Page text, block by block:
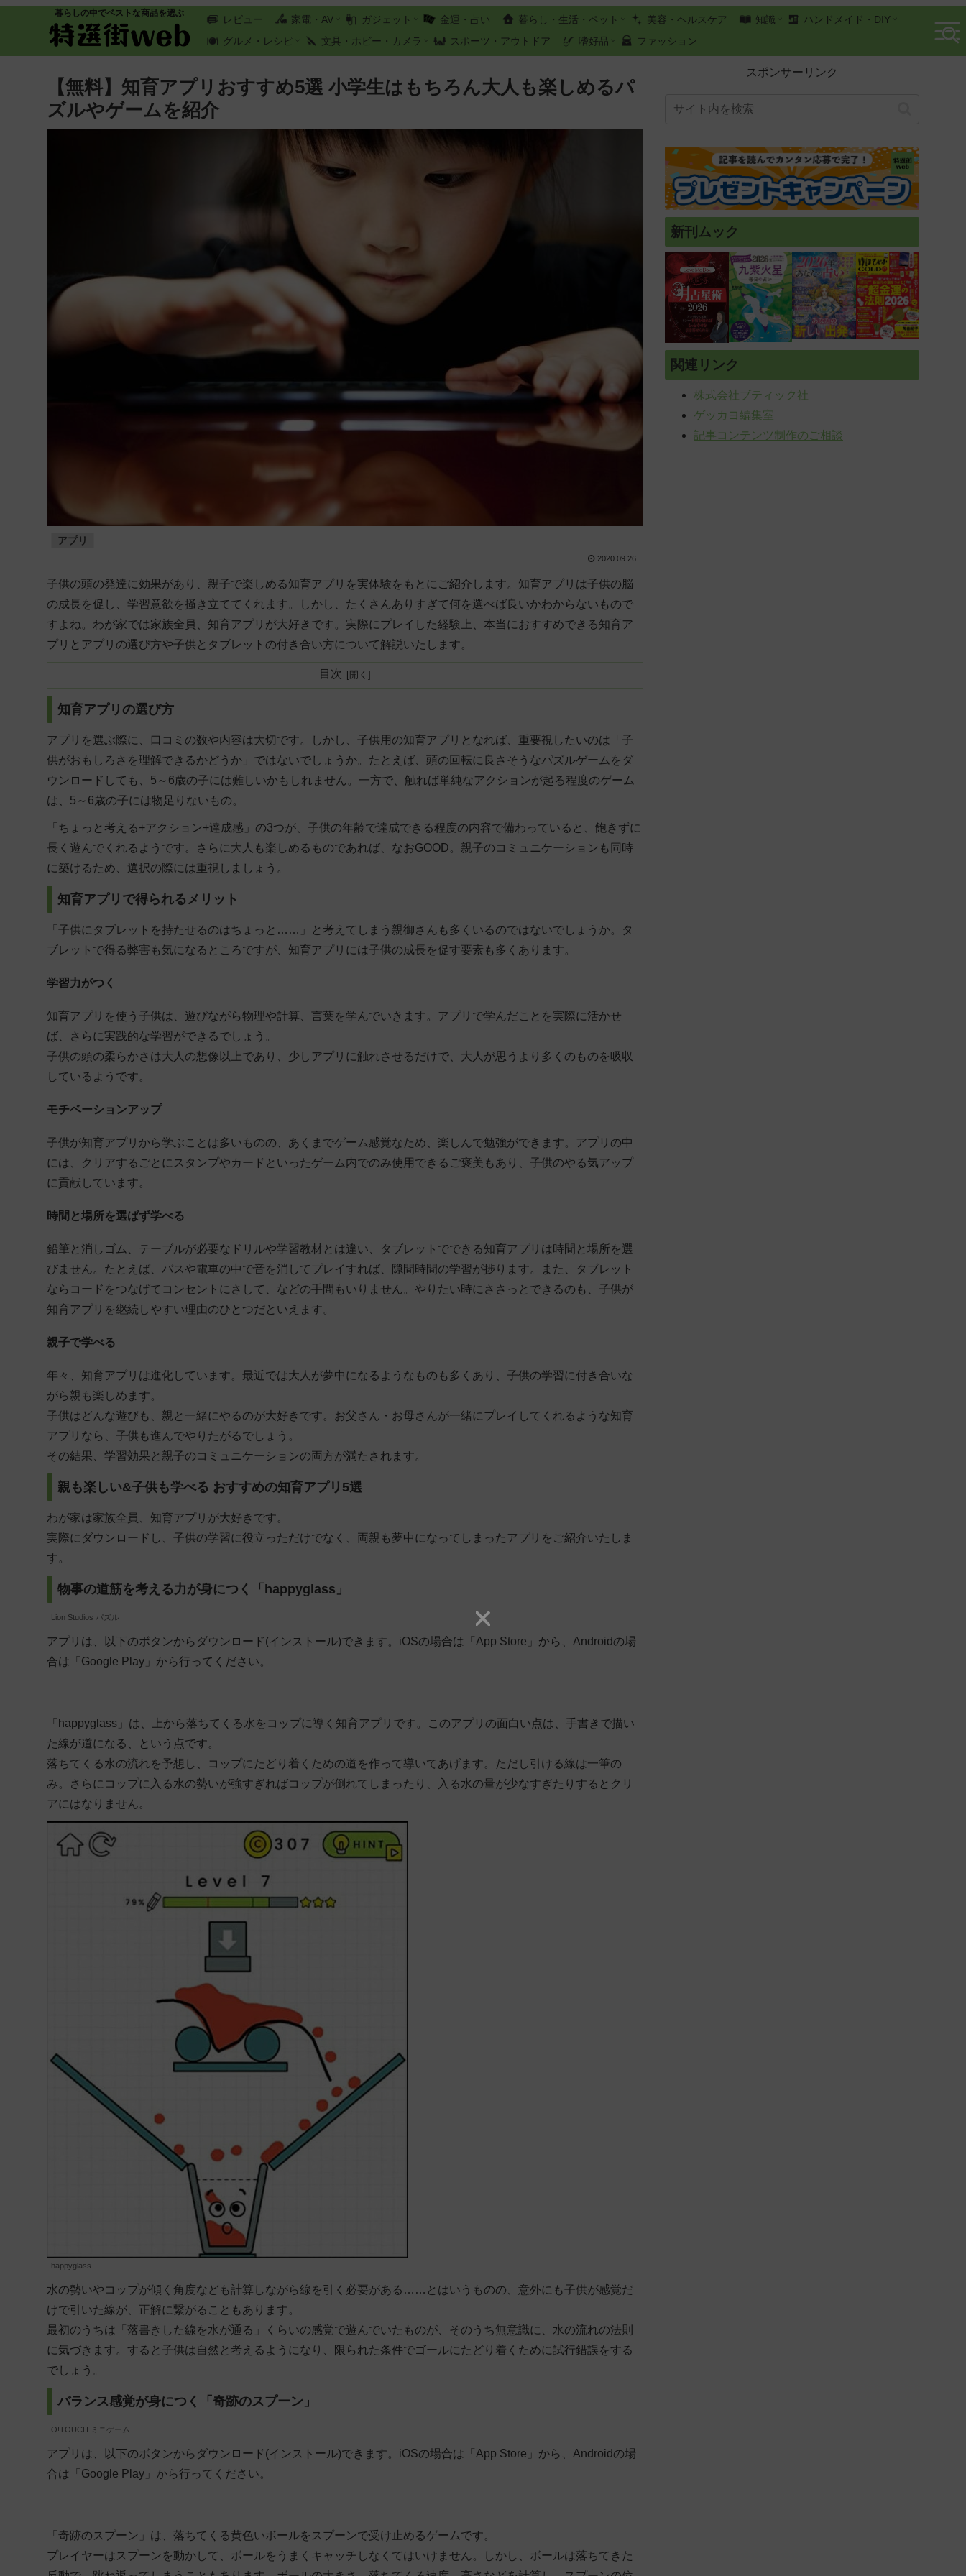
暮らしの中でベストな商品を選ぶ
レビュー 家電・AV ガジェット 金運・占い 暮らし・生活・ペット 美容・ヘルスケア 知識
ハンドメイド・DIY
グルメ・レシピ
文具・ホビー・カメラ スポーツ・アウトドア 嗜好品 ファッション
【無料】知育アプリおすすめ5選 小学生はもちろん大人も楽しめるパ
ズルやゲームを紹介
アプリ
2020.09.26
子供の頭の発達に効果があり、親子で楽しめる知育アプリを実体験をもとにご紹介します。知育アプリは子供の脳
の成長を促し、学習意欲を掻き立ててくれます。しかし、たくさんありすぎて何を選べば良いかわからないもので
すよね。わが家では家族全員、知育アプリが大好きです。実際にプレイした経験上、本当におすすめできる知育ア
プリとアプリの選び方や子供とタブレットの付き合い方について解説いたします。
目次
知育アプリの選び方
アプリを選ぶ際に、口コミの数や内容は大切です。しかし、子供用の知育アプリとなれば、重要視したいのは「子
供がおもしろさを理解できるかどうか」ではないでしょうか。たとえば、頭の回転に良さそうなパズルゲームをダ
ウンロードしても、5～6歳の子には難しいかもしれません。一方で、触れば単純なアクションが起る程度のゲーム
は、5～6歳の子には物足りないもの。
「ちょっと考える+アクション+達成感」の3つが、子供の年齢で達成できる程度の内容で備わっていると、飽きずに
長く遊んでくれるようです。さらに大人も楽しめるものであれば、なおGOOD。親子のコミュニケーションも同時
に築けるため、選択の際には重視しましょう。
知育アプリで得られるメリット
「子供にタブレットを持たせるのはちょっと……」と考えてしまう親御さんも多くいるのではないでしょうか。タ
ブレットで得る弊害も気になるところですが、知育アプリには子供の成長を促す要素も多くあります。
学習力がつく
知育アプリを使う子供は、遊びながら物理や計算、言葉を学んでいきます。アプリで学んだことを実際に活かせ
ば、さらに実践的な学習ができるでしょう。
子供の頭の柔らかさは大人の想像以上であり、少しアプリに触れさせるだけで、大人が思うより多くのものを吸収
しているようです。
モチベーションアップ
子供が知育アプリから学ぶことは多いものの、あくまでゲーム感覚なため、楽しんで勉強ができます。アプリの中
には、クリアするごとにスタンプやカードといったゲーム内でのみ使用できるご褒美もあり、子供のやる気アップ
に貢献しています。
時間と場所を選ばず学べる
鉛筆と消しゴム、テーブルが必要なドリルや学習教材とは違い、タブレットでできる知育アプリは時間と場所を選
びません。たとえば、バスや電車の中で音を消してプレイすれば、隙間時間の学習が捗ります。また、タブレット
ならコードをつなげてコンセントにさして、などの手間もいりません。やりたい時にささっとできるのも、子供が
知育アプリを継続しやすい理由のひとつだといえます。
親子で学べる
年々、知育アプリは進化しています。最近では大人が夢中になるようなものも多くあり、子供の学習に付き合いな
がら親も楽しめます。
子供はどんな遊びも、親と一緒にやるのが大好きです。お父さん・お母さんが一緒にプレイしてくれるような知育
アプリなら、子供も進んでやりたがるでしょう。
その結果、学習効果と親子のコミュニケーションの両方が満たされます。
親も楽しい&子供も学べる おすすめの知育アプリ5選
わが家は家族全員、知育アプリが大好きです。
実際にダウンロードし、子供の学習に役立っただけでなく、両親も夢中になってしまったアプリをご紹介いたしま
す。
物事の道筋を考える力が身につく「happyglass」
Lion Studios パズル
アプリは、以下のボタンからダウンロード(インストール)できます。iOSの場合は「App Store」から、Androidの場
合は「Google Play」から行ってください。
「happyglass」は、上から落ちてくる水をコップに導く知育アプリです。このアプリの面白い点は、手書きで描い
た線が道になる、という点です。
落ちてくる水の流れを予想し、コップにたどり着くための道を作って導いてあげます。ただし引ける線は一筆の
み。さらにコップに入る水の勢いが強すぎればコップが倒れてしまったり、入る水の量が少なすぎたりするとクリ
アにはなりません。
happyglass
水の勢いやコップが傾く角度なども計算しながら線を引く必要がある……とはいうものの、意外にも子供が感覚だ
けで引いた線が、正解に繋がることもあります。
最初のうちは「落書きした線を水が通る」くらいの感覚で遊んでいたものが、そのうち無意識に、水の流れの法則
に気づきます。すると子供は自然と考えるようになり、限られた条件でゴールにたどり着くために試行錯誤をする
でしょう。
バランス感覚が身につく「奇跡のスプーン」
O!TOUCH ミニゲーム
アプリは、以下のボタンからダウンロード(インストール)できます。iOSの場合は「App Store」から、Androidの場
合は「Google Play」から行ってください。
「奇跡のスプーン」は、落ちてくる黄色いボールをスプーンで受け止めるゲームです。
プレイヤーはスプーンを動かして、ボールをうまくキャッチしなくてはいけません。しかし、ボールは落ちてきた
スポンサーリンク
新刊ムック
関連リンク
株式会社ブティック社
ゲッカヨ編集室
記事コンテンツ制作のご相談